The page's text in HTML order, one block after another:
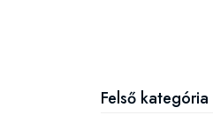
Felső kategória